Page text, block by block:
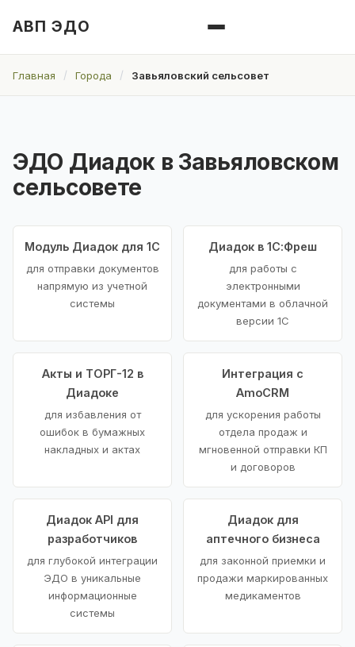
АВП ЭДО
Главная Города Завьяловский сельсовет
ЭДО Диадок в Завьяловском
сельсовете
Модуль Диадок для 1С
для отправки документов
напрямую из учетной
системы
Диадок в 1С:Фреш
для работы с
электронными
документами в облачной
версии 1С
Акты и ТОРГ-12 в
Диадоке
для избавления от
ошибок в бумажных
накладных и актах
Интеграция с
AmoCRM
для ускорения работы
отдела продаж и
мгновенной отправки КП
и договоров
Диадок API для
разработчиков
для глубокой интеграции
ЭДО в уникальные
информационные
системы
Диадок для
аптечного бизнеса
для законной приемки и
продажи маркированных
медикаментов